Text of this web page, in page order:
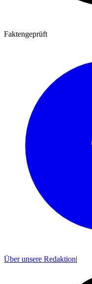
Faktengeprüft
Über unsere Redaktion